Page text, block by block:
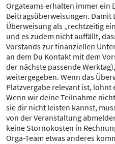
Orgateams erhalten immer ein
Beitragsüberweisungen. Damit
Überweisung als „rechtzeitig
und es zudem nicht auffällt,
Vorstands zur finanziellen
an dem Du Kontakt mit dem
der nächste passende
weitergegeben. Wenn das
Platzvergabe relevant ist, lohnt
Wenn wir deine Teilnahme
sie dir nicht leisten kannst,
von der Veranstaltung
keine Stornokosten in
Orga-Team etwas anderes